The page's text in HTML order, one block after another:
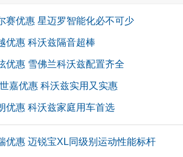
赛优惠 星迈罗智能化必不可少
优惠 科沃兹隔音超棒
优惠 雪佛兰科沃兹配置齐全
嘉优惠 科沃兹实用又实惠
优惠 科沃兹家庭用车首选
优惠 迈锐宝XL同级别运动性能标杆